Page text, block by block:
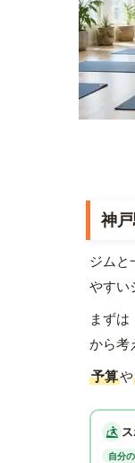
神
ジムと
やすい
まずは
から考
予算や
自分